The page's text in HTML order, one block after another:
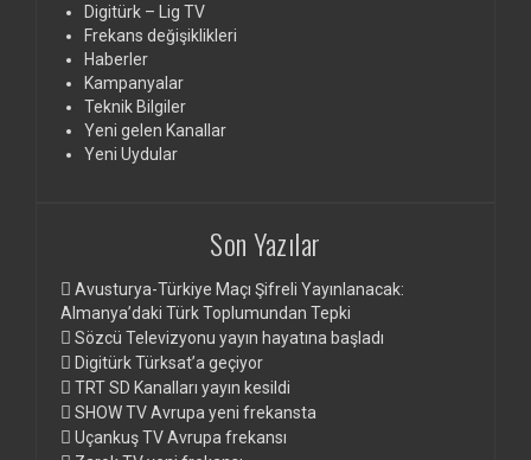
Digitürk – Lig TV
Frekans değişiklikleri
Haberler
Kampanyalar
Teknik Bilgiler
Yeni gelen Kanallar
Yeni Uydular
Son Yazılar
Avusturya-Türkiye Maçı Şifreli Yayınlanacak:
Almanya’daki Türk Toplumundan Tepki
Sözcü Televizyonu yayın hayatına başladı
Digitürk Türksat’a geçiyor
TRT SD Kanalları yayın kesildi
SHOW TV Avrupa yeni frekansta
Uçankuş TV Avrupa frekansı